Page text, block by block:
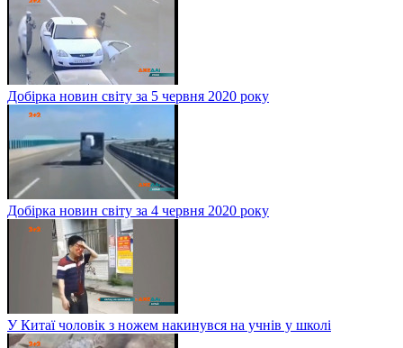
Добірка новин світу за 5 червня 2020 року
Добірка новин світу за 4 червня 2020 року
У Китаї чоловік з ножем накинувся на учнів у школі